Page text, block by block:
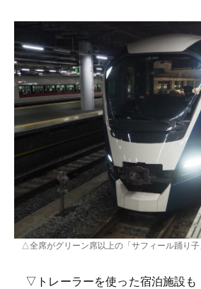
△全席がグリーン席以上の「サフィール踊り
▽トレーラーを使った宿泊施設も